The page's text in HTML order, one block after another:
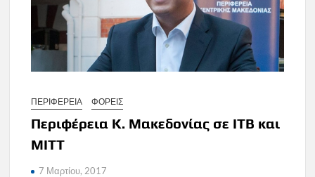
ΠΕΡΙΦΕΡΕΙΑ ΦΟΡΕΙΣ
Περιφέρεια Κ. Μακεδονίας σε ITB και
MITT
7 Μαρτίου, 2017